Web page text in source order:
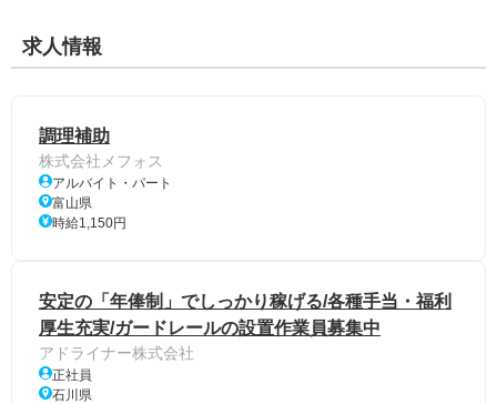
求人情報
調理補助
株式会社メフォス
アルバイト・パート
富山県
時給1,150円
安定の「年俸制」でしっかり稼げる/各種手当・福利
厚生充実/ガードレールの設置作業員募集中
アドライナー株式会社
正社員
石川県